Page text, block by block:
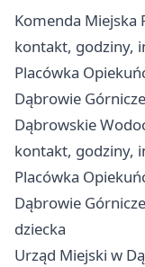
Komenda Miejska
kontakt, godziny,
Placówka
Dąbrowie
Dąbrowskie
kontakt, godziny,
Placówka
Dąbrowie
dziecka
Urząd Miejski w